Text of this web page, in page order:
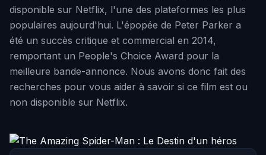
disponible sur Netflix, l'une des plateformes les plus
populaires aujourd'hui. L'épopée de Peter Parker a
été un succès critique et commercial en 2014,
remportant un People's Choice Award pour la
meilleure bande-annonce. Nous avons donc fait des
recherches pour vous aider à savoir si ce film est ou
non disponible sur Netflix.